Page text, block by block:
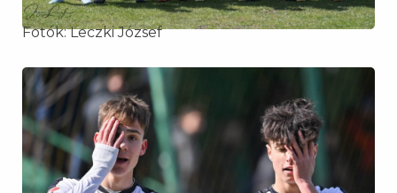
Fotók: Leczki József